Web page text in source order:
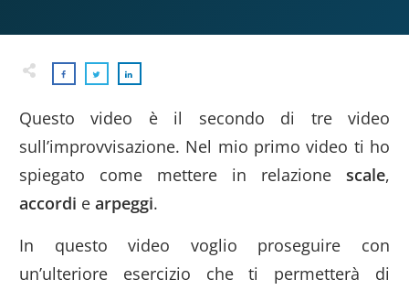
Questo video è il secondo di tre video
sull’improvvisazione. Nel mio primo video ti ho
spiegato come mettere in relazione scale,
accordi e arpeggi.
In questo video voglio proseguire con
un’ulteriore esercizio che ti permetterà di